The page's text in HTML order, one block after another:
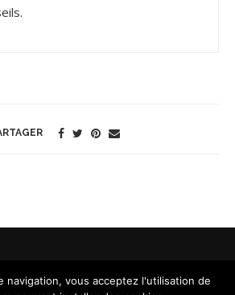
navigation, vous acceptez l'utilisation de